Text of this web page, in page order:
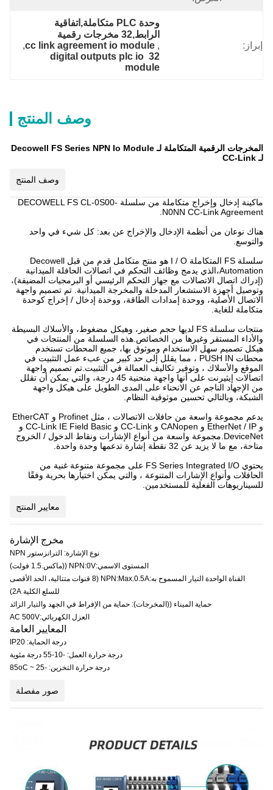
إبراز:
وحدة PLC متكاملة,اتفاقية
الرابط,32 مخرجات رقمية
,
cc link agreement io module
,
32 digital outputs plc io
module
وصف المنتج
المخرجات الرقمية المتكاملة لـ Decowell FS Series NPN Io Module
لـ CC-Link
وصف المنتج
ماكينة إدخال وإخراج متكاملة من سلسلة DECOWELL FS CL-0S00-
N0NN CC-Link Agreement.
هناك نوعان من أنظمة الإدخال والإخراج عن بعد: كل شيء في واحد
والتوسع.
سلسلة FS المتكاملة I / O هو منتج متكامل قدم من قبل Decowell
Automation،الذي يدمج وظائف التحكم في اتصالات الحافلة الميدانية
(إدراك اتصال الاتصالات مع جهاز التحكم الرئيسي أو البرمجيات المضيفة)،
وتوصيل أجهزة الاستشعار المدخلة والمخرجة الميدانية. تم تصميم واجهة
الاتصال الأصلية، ووحدة إمدادات الطاقة، ووحدة إدخال / إخراج كوحدة
متكاملة للغاية.
منتجات سلسلة FS لديها حجم صغير، وهيكل مضغوط، والأسلاك البسيطة
والأداء المستقر وغيرها من الخصائص.هذه السلسلة من المنتجات في
هيكل تصميم سهل الاستخدام وموثوق بها، جميع المحطات تستخدم
محطات PUSH IN ، مما يقلل إلى حد كبير من عبء عمل التثبيت في
الموقع والأسلاك ، وتوفير تكاليف العمالة في التثبيت.تم تصميم واجهة
اتصالات إيثيرنت على أنها واجهة منحنية 45 درجة، والتي يمكن أن تقلل
من الإجهاد الناجم عن الانحناء على المدى الطويل على هيكل واجهة
الشبكة، وبالتالي تحسين موثوقية النظام.
يدعم مجموعة واسعة من حافلات الاتصالات ، مثل Profinet و EtherCAT
و EtherNet / IP و CANopen و CC-Link و CC-Link IE Field Basic و
DeviceNet.مجموعة واسعة من أنواع الإشارات ونقاط الدخول / الخروج
متاحة، مع ما لا يزيد عن 32 نقطة إشارة تدعمها وحدة واحدة.
يحتوي FS Series Integrated I/O على مجموعة متنوعة غنية من
الحافلات وأنواع الإشارات المتنوعة ، والتي يمكن اختيارها بحرية وفقًا
للسيناريوهات الفعلية للمستخدمين.
معايير المنتج
مخرج الإشارة
نوع الإشارة: الترانزستور NPN
المستوى الاسمي:NPN:0V ((ماكس.1.5 فولت)
القناة الواحدة التيار المسموح به:NPN:Max.0.5A (8 قنوات متتالية، الحد الأقصى
للسلع الكلية 2A)
حماية الميناء ((المخرجات): حماية من الإفراط في الجهد والتيار الزائد
العزل الكهربائي:AC 500V
المعايير العامة
درجة الحماية: IP20
درجة حرارة العمل: -10-55 درجة مئوية
درجة حرارة التخزين: -25 ~ 85oC
صور مفصلة